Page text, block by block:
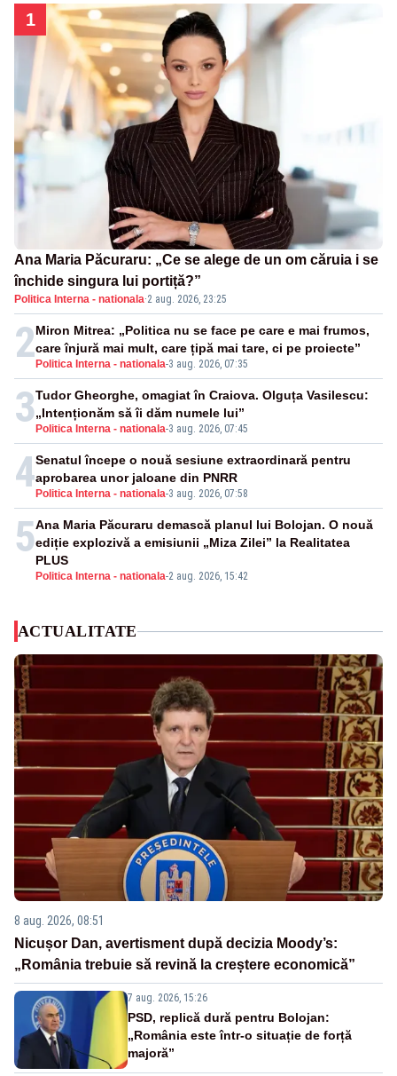
1
Ana Maria Păcuraru: „Ce se alege de un om căruia i se
închide singura lui portiță?”
Politica Interna - nationala·2 aug. 2026, 23:25
2 Politica Interna - nationala-3 aug. 2026, 07:35
Miron Mitrea: „Politica nu se face pe care e mai frumos,
care înjură mai mult, care țipă mai tare, ci pe proiecte”
3 Politica Interna - nationala-3 aug. 2026, 07:45
Tudor Gheorghe, omagiat în Craiova. Olguța Vasilescu:
„Intenționăm să îi dăm numele lui”
4 Politica Interna - nationala-3 aug. 2026, 07:58
Senatul începe o nouă sesiune extraordinară pentru
aprobarea unor jaloane din PNRR
5
Politica Interna - nationala-2 aug. 2026, 15:42
Ana Maria Păcuraru demască planul lui Bolojan. O nouă
ediție explozivă a emisiunii „Miza Zilei” la Realitatea
PLUS
ACTUALITATE
8 aug. 2026, 08:51
Nicușor Dan, avertisment după decizia Moody’s:
„România trebuie să revină la creștere economică”
7 aug. 2026, 15:26
PSD, replică dură pentru Bolojan:
„România este într-o situație de forță
majoră”